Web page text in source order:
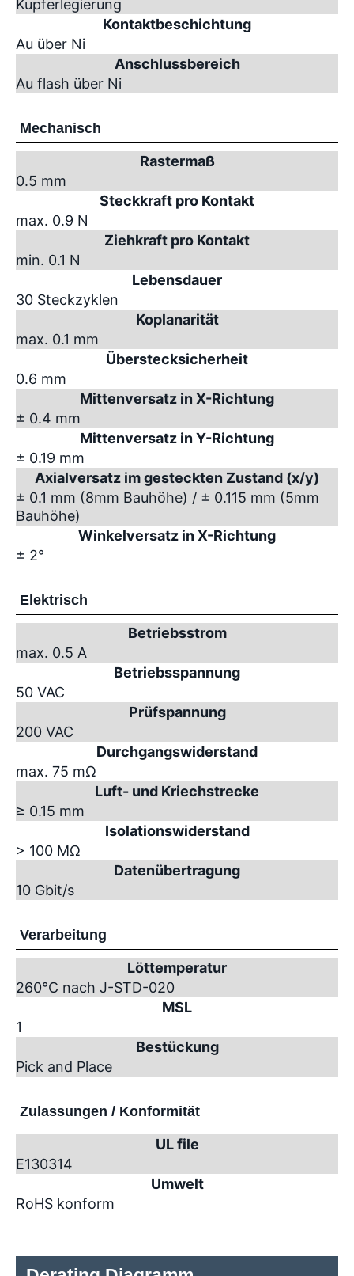
Kupferlegierung
Kontaktbeschichtung
Au über Ni
Anschlussbereich
Au flash über Ni
Mechanisch
Rastermaß
0.5 mm
Steckkraft pro Kontakt
max. 0.9 N
Ziehkraft pro Kontakt
min. 0.1 N
Lebensdauer
30 Steckzyklen
Koplanarität
max. 0.1 mm
Überstecksicherheit
0.6 mm
Mittenversatz in X-Richtung
± 0.4 mm
Mittenversatz in Y-Richtung
± 0.19 mm
Axialversatz im gesteckten Zustand (x/y)
± 0.1 mm (8mm Bauhöhe) / ± 0.115 mm (5mm
Bauhöhe)
Winkelversatz in X-Richtung
± 2°
Elektrisch
Betriebsstrom
max. 0.5 A
Betriebsspannung
50 VAC
Prüfspannung
200 VAC
Durchgangswiderstand
max. 75 mΩ
Luft- und Kriechstrecke
≥ 0.15 mm
Isolationswiderstand
> 100 MΩ
Datenübertragung
10 Gbit/s
Verarbeitung
Löttemperatur
260°C nach J-STD-020
MSL
1
Bestückung
Pick and Place
Zulassungen / Konformität
UL file
E130314
Umwelt
RoHS konform